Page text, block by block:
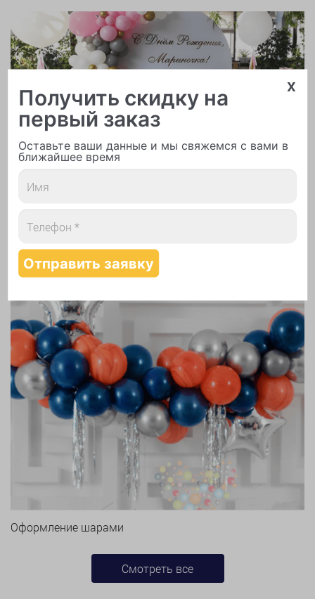
Арки и гирлянды из шаров
Надутие шаров гелием
Оформление шарами
Смотреть все
x
Получить скидку на
первый заказ
Оставьте ваши данные и мы свяжемся с вами в
ближайшее время